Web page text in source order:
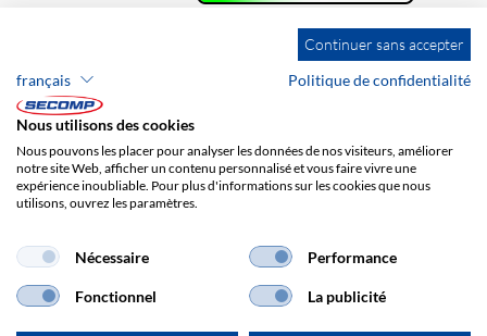
Brands
Protection des données
Frais de port
Continuer sans accepter
français
Politique de confidentialité
Nous utilisons des cookies
Nous pouvons les placer pour analyser les données de nos visiteurs, améliorer
notre site Web, afficher un contenu personnalisé et vous faire vivre une
expérience inoubliable. Pour plus d'informations sur les cookies que nous
utilisons, ouvrez les paramètres.
Nécessaire Performance
Fonctionnel La publicité